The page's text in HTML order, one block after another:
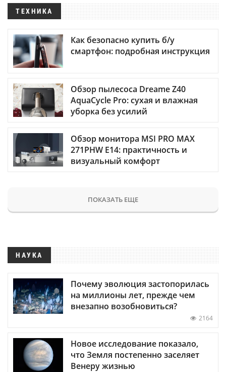
ТЕХНИКА
Как безопасно купить б/у
смартфон: подробная инструкция
Обзор пылесоса Dreame Z40
AquaCycle Pro: сухая и влажная
уборка без усилий
Обзор монитора MSI PRO MAX
271PHW E14: практичность и
визуальный комфорт
ПОКАЗАТЬ ЕЩЕ
НАУКА
Почему эволюция застопорилась
на миллионы лет, прежде чем
внезапно возобновиться?
2164
Новое исследование показало,
что Земля постепенно заселяет
Венеру жизнью